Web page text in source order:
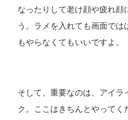
なったりして老け顔や疲れ顔
う。ラメを入れても画面では
もやらなくてもいいですよ。
そして、重要なのは、アイラ
ク。ここはきちんとやって